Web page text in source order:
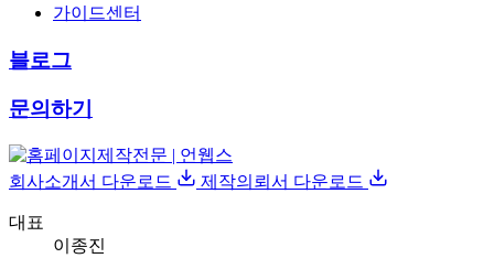
가이드센터
블로그
문의하기
회사소개서 다운로드 제작의뢰서 다운로드
대표
이종진